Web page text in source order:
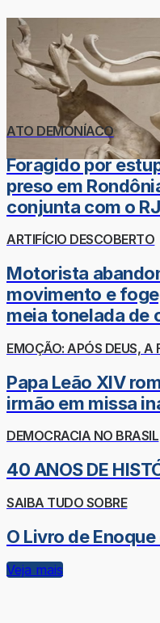
ATO DEMONÍACO
Foragido por
preso em
conjunta com o RJ
ARTIFÍCIO DESCOBERTO
Motorista
movimento e
meia tonelada de
EMOÇÃO: APÓS DEUS, A
Papa Leão XIV
irmão em missa
DEMOCRACIA NO BRASIL
40 ANOS DE
SAIBA TUDO SOBRE
O Livro de
Veja mais